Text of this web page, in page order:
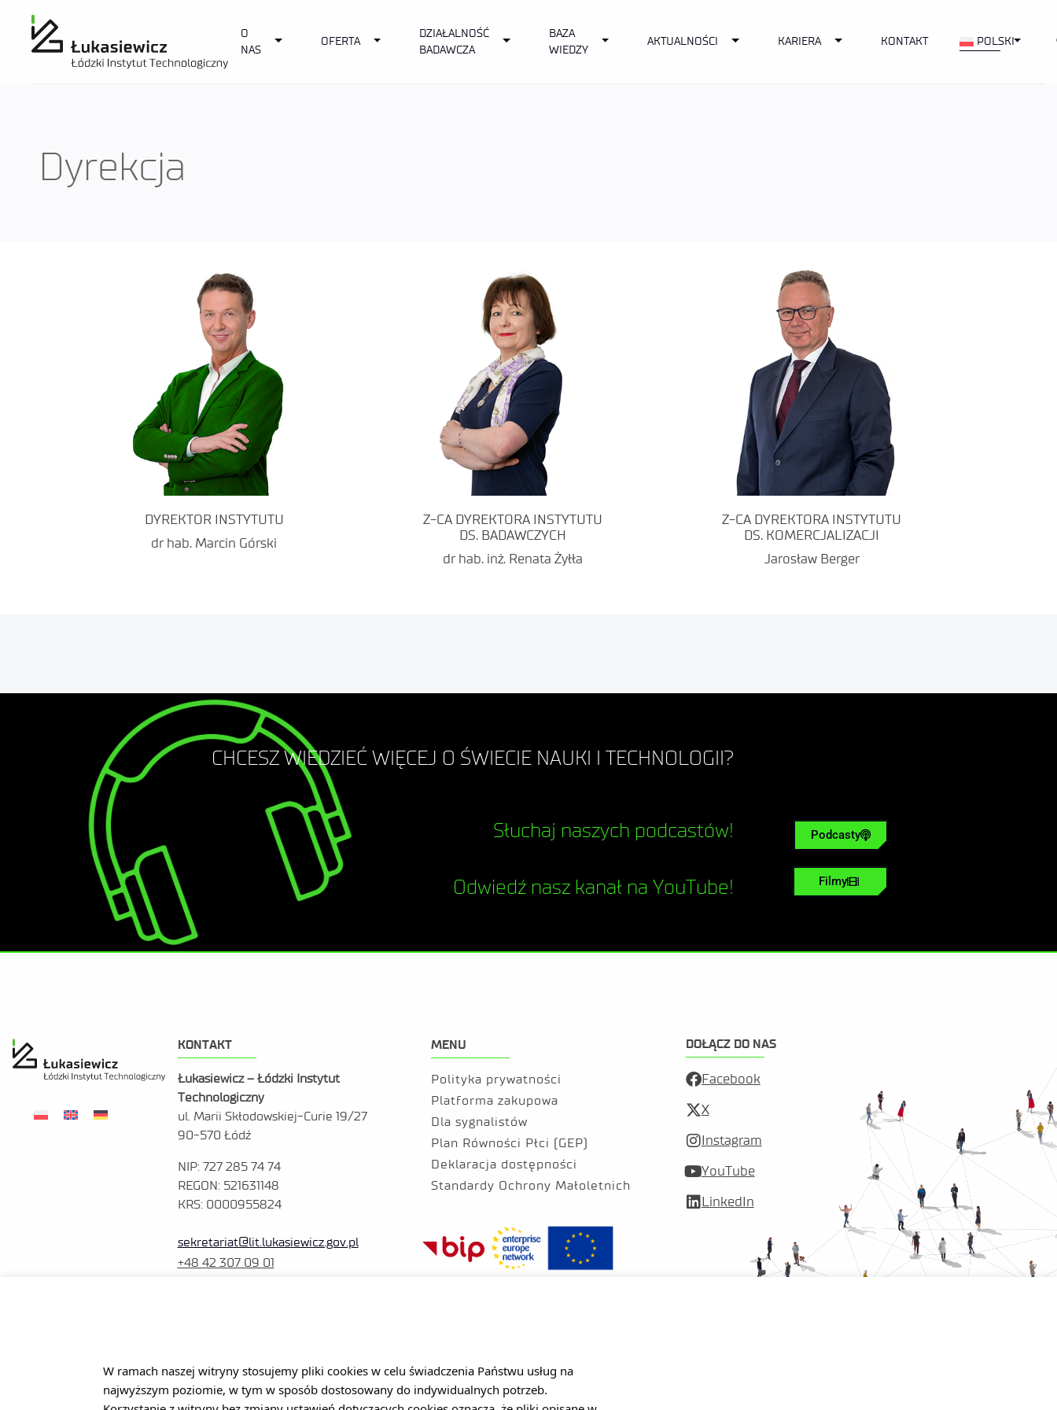
W ramach naszej witryny stosujemy pliki cookies w celu świadczenia Państwu usług na
najwyższym poziomie, w tym w sposób dostosowany do indywidualnych potrzeb.
O
NAS
Toggle Dropdown
OFERTA Toggle Dropdown
DZIAŁALNOŚĆ
BADAWCZA
Toggle Dropdown
BAZA
WIEDZY
Toggle Dropdown
AKTUALNOŚCI Toggle Dropdown
KARIERA Toggle Dropdown
KONTAKT POLSKIToggle
Dyrekcja
DYREKTOR INSTYTUTU
dr hab. Marcin Górski
Z-CA DYREKTORA INSTYTUTU
DS. BADAWCZYCH
dr hab. inż. Renata Żyłła
Z-CA DYREKTORA INSTYTUTU
DS. KOMERCJALIZACJI
Jarosław Berger
CHCESZ WIEDZIEĆ WIĘCEJ O ŚWIECIE NAUKI I TECHNOLOGII?
Słuchaj naszych podcastów!
Odwiedź nasz kanał na YouTube!
Podcasty
Filmy
KONTAKT
Łukasiewicz – Łódzki Instytut
Technologiczny
ul. Marii Skłodowskiej-Curie 19/27
90-570 Łódź
NIP: 727 285 74 74
REGON: 521631148
KRS: 0000955824
sekretariat@lit.lukasiewicz.gov.pl
+48 42 307 09 01
MENU
Polityka prywatności
Platforma zakupowa
Dla sygnalistów
Plan Równości Płci (GEP)
Deklaracja dostępności
Standardy Ochrony Małoletnich
DOŁĄCZ DO NAS
Facebook
X
Instagram
YouTube
LinkedIn
© 2025 Sieć Badawcza Łukasiewicz – Łódzki Instytut Technologiczny. Wszelkie prawa zastrzeżone. Filmy – Freepik.